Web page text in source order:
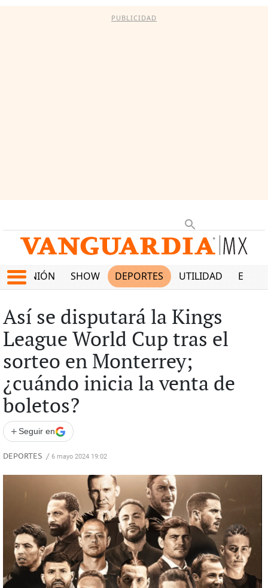
PUBLICIDAD
OPINIÓN SHOW DEPORTES UTILIDAD
Así se disputará la Kings
League World Cup tras el
sorteo en Monterrey;
¿cuándo inicia la venta de
boletos?
+ Seguir en
DEPORTES / 6 mayo 2024 19:02